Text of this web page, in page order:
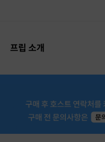
프립 소개